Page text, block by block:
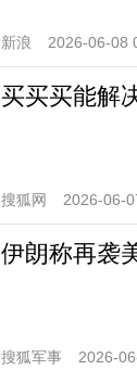
新浪 2026-06-08
买买买能解
搜狐网 2026-06-
伊朗称再袭
搜狐军事 2026-